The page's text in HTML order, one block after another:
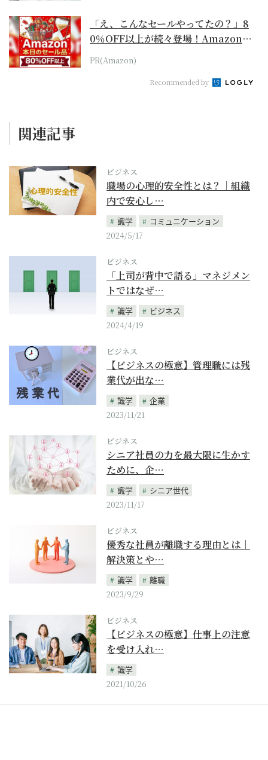
「え、こんなセールやってたの？」8
0％OFF以上が続々登場！Amazonの
本気が...
PR(Amazon)
Recommended by
関連記事
ビジネス
職場の心理的安全性とは？｜組織
内で安心し…
識学
コミュニケーション
2024/5/17
ビジネス
「上司が背中で語る」マネジメン
トではなぜ…
識学
ビジネス
2024/4/19
ビジネス
【ビジネスの極意】管理職には残
業代が出な…
識学
企業
2023/11/21
ビジネス
シニア社員の力を最大限に生かす
ために、企…
識学
シニア世代
2023/11/17
ビジネス
優秀な社員が離職する理由とは｜
解決策とや…
識学
離職
2023/9/29
ビジネス
【ビジネスの極意】仕事上の注意
を受け入れ…
識学
2021/10/26